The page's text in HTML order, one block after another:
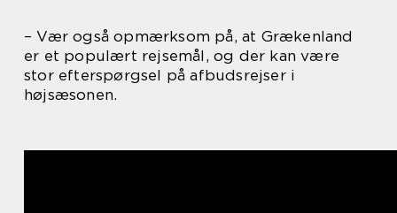
– Vær også opmærksom på, at Grækenland
er et populært rejsemål, og der kan være
stor efterspørgsel på afbudsrejser i
højsæsonen.